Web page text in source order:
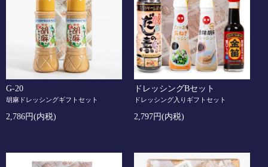
G-20
胡麻ドレッシングギフトセット
2,786円(内税)
ドレッシングBセット
ドレッシング入りギフトセット
2,797円(内税)